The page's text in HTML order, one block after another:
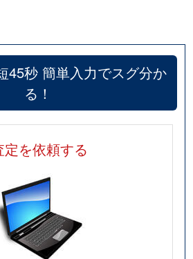
45秒 簡単入力でスグ分か
る！
定を依頼する